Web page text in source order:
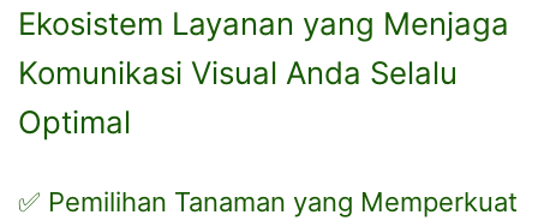
Ekosistem Layanan yang Menjaga
Komunikasi Visual Anda Selalu
Optimal
✅ Pemilihan Tanaman yang Memperkuat